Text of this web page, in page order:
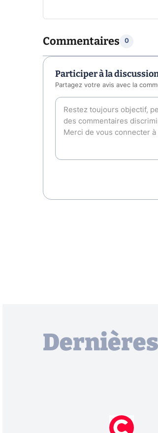
Commentaires 0
Participer à la
Partagez votre avis avec la